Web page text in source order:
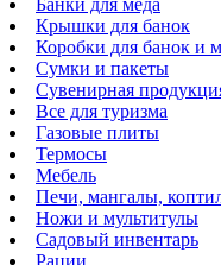
Банки для меда
Крышки для банок
Коробки для банок и
Сумки и пакеты
Сувенирная
Все для туризма
Газовые плиты
Термосы
Мебель
Печи, мангалы,
Ножи и мультитулы
Садовый инвентарь
Рации